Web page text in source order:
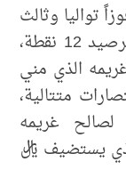
تواليا وثالث
هذا الموسم مرتقيا إلى المركز الرابع برصيد 12 نقطة،
وبين غريمه الذي مني
الأولى هذا الموسم بعد 6 انتصارات متتالية،
غريمه
يستضيف ريال